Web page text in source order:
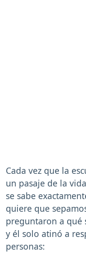
Cada vez que la
un pasaje de la
se sabe
quiere que
preguntaron a qué
y él solo atinó a
personas: